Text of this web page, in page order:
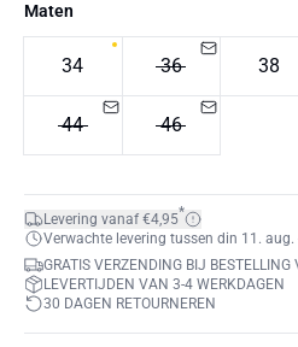
Maten
34 36 38
44 46
Levering vanaf €4,95*
Verwachte levering tussen din 11. aug.
GRATIS VERZENDING BIJ
LEVERTIJDEN VAN 3-4 WERKDAGEN
30 DAGEN RETOURNEREN